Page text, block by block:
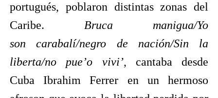
portugués, poblaron distintas zonas del
Caribe. Bruca manigua/Yo
son
carabalí/negro de nación/Sin la
liberta/no pue’o vivi’, cantaba desde
Cuba Ibrahim Ferrer en un hermoso